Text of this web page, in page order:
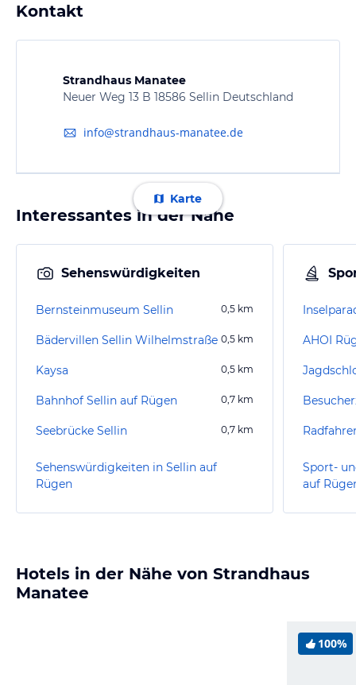
Kontakt
Strandhaus Manatee
Neuer Weg 13 B 18586 Sellin Deutschland
info@strandhaus-manatee.de
Karte
Interessantes in der Nähe
Sehenswürdigkeiten
Bernsteinmuseum Sellin 0,5 km
Bädervillen Sellin Wilhelmstraße 0,5 km
Kaysa 0,5 km
Bahnhof Sellin auf Rügen 0,7 km
Seebrücke Sellin 0,7 km
Sehenswürdigkeiten in Sellin auf
Rügen
Sport-
auf
Hotels in der Nähe von Strandhaus
Manatee
100%